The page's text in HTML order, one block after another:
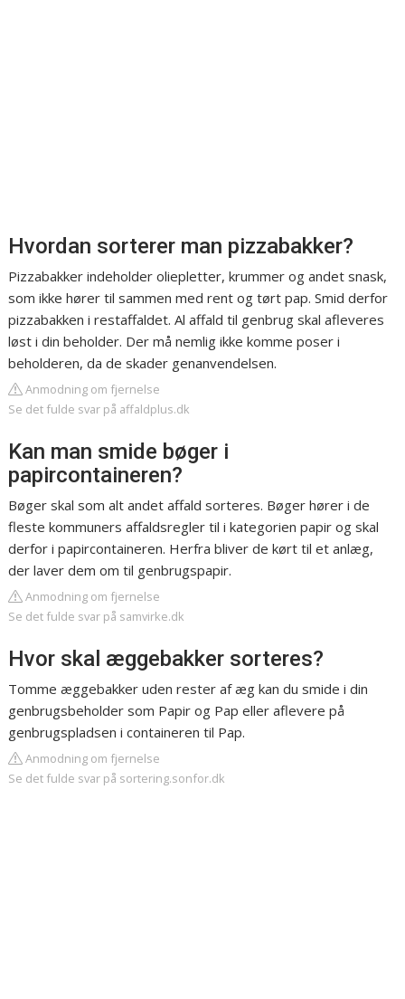
Hvordan sorterer man pizzabakker?
Pizzabakker indeholder oliepletter, krummer og andet snask,
som ikke hører til sammen med rent og tørt pap. Smid derfor
pizzabakken i restaffaldet. Al affald til genbrug skal afleveres
løst i din beholder. Der må nemlig ikke komme poser i
beholderen, da de skader genanvendelsen.
Anmodning om fjernelse
Se det fulde svar på affaldplus.dk
Kan man smide bøger i
papircontaineren?
Bøger skal som alt andet affald sorteres. Bøger hører i de
fleste kommuners affaldsregler til i kategorien papir og skal
derfor i papircontaineren. Herfra bliver de kørt til et anlæg,
der laver dem om til genbrugspapir.
Anmodning om fjernelse
Se det fulde svar på samvirke.dk
Hvor skal æggebakker sorteres?
Tomme æggebakker uden rester af æg kan du smide i din
genbrugsbeholder som Papir og Pap eller aflevere på
genbrugspladsen i containeren til Pap.
Anmodning om fjernelse
Se det fulde svar på sortering.sonfor.dk